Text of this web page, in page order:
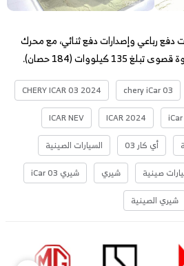
دفع رباعي وإصدارات دفع ثنائي، مع محرك
كيلووات (184 حصان).
chery iCar 03
CHERY ICAR 03 2024
ICAR 2024
ICAR NEV
أي كار 03
السيارات الصينية
صينية شيري
شيري iCar 03
شيري الصينية